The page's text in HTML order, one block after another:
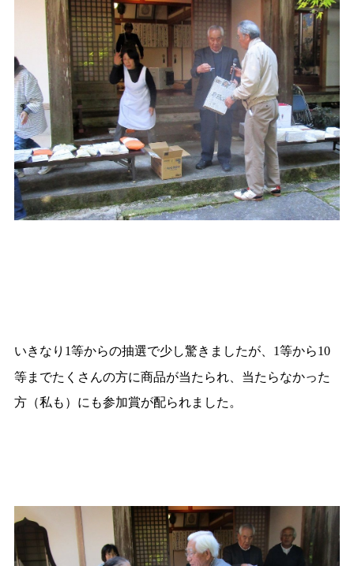
いきなり 1等からの抽選で少し驚きましたが、 1等から10
等までたくさんの方に商品が当たられ、当たらなかった
方（私も）にも参加賞が配られました。